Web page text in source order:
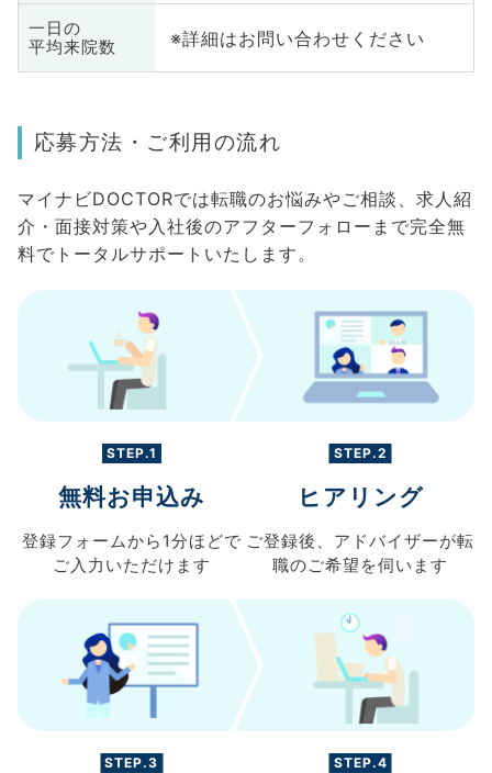
一日の
平均来院数
※詳細はお問い合わせください
応募方法・ご利用の流れ
マイナビDOCTORでは転職のお悩みやご相談、求人紹
介・面接対策や入社後のアフターフォローまで完全無
料でトータルサポートいたします。
STEP.1
無料お申込み
登録フォームから 1分ほどで
ご入力 いただけます
STEP.2
ヒアリング
ご登録後、 アドバイザーが転
職のご希望を伺います
STEP.3 STEP.4